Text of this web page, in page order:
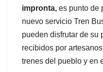
impronta, es punto de
nuevo servicio Tren
pueden disfrutar de su
recibidos por
trenes del pueblo y en